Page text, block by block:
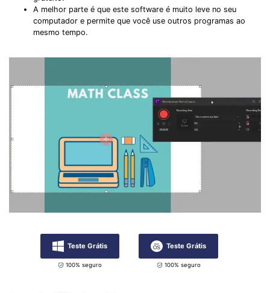
A melhor parte é que este software é muito leve no seu
computador e permite que você use outros programas ao
mesmo tempo.
Teste Grátis
100% seguro
Teste Grátis
100% seguro